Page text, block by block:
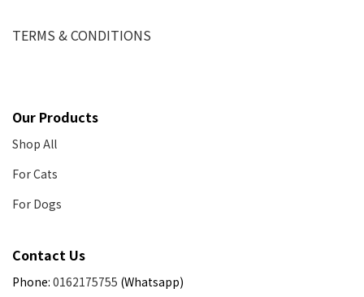
TERMS & CONDITIONS
Our Products
Shop All
For Cats
For Dogs
Contact Us
Phone: 0162175755 (Whatsapp)